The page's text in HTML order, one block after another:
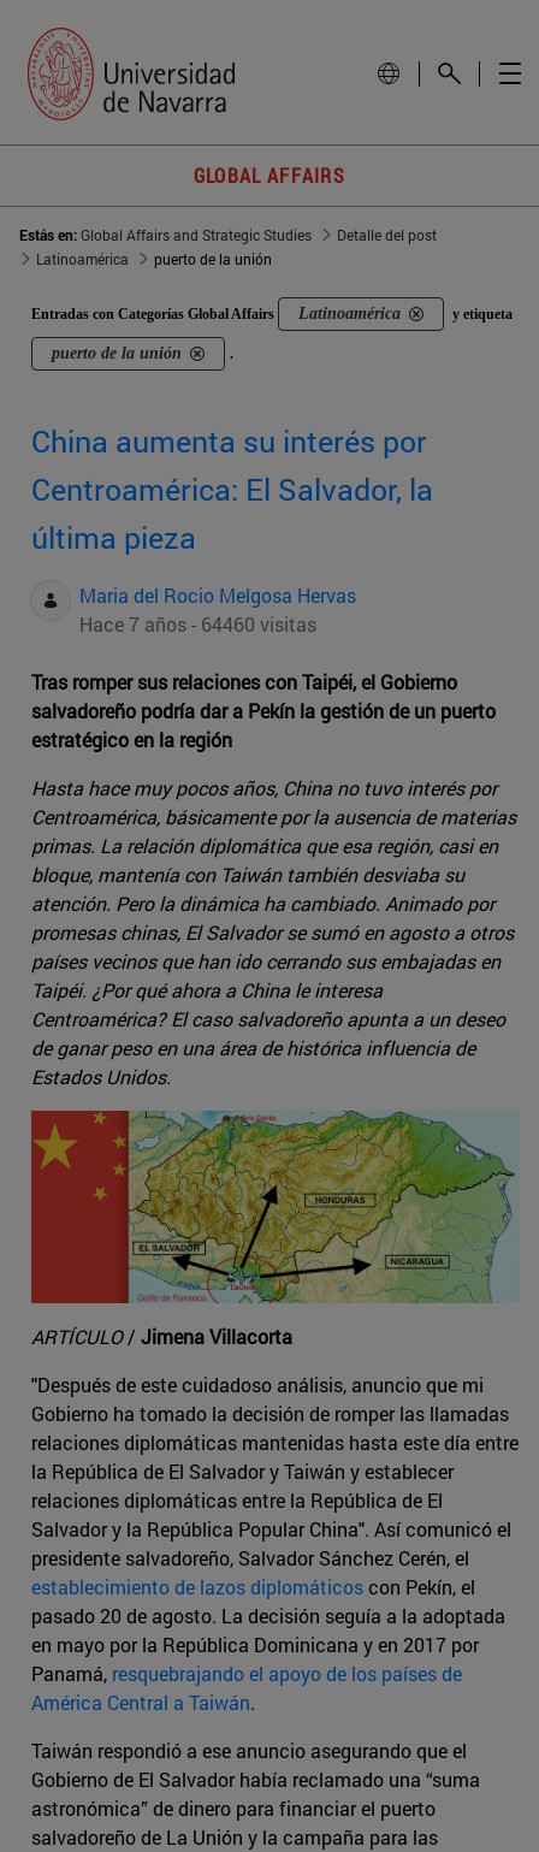
GLOBAL AFFAIRS
Estás en:Global Affairs and Strategic Studies
Detalle del post
Latinoamérica
puerto de la unión
Entradas con Categorías Global Affairs Latinoamérica y etiqueta
puerto de la unión .
China aumenta su interés por
Centroamérica: El Salvador, la
última pieza
Maria del Rocio Melgosa Hervas
Hace 7 años - 64460 visitas
Tras romper sus relaciones con Taipéi, el Gobierno
salvadoreño podría dar a Pekín la gestión de un puerto
estratégico en la región
Hasta hace muy pocos años, China no tuvo interés por
Centroamérica, básicamente por la ausencia de materias
primas. La relación diplomática que esa región, casi en
bloque, mantenía con Taiwán también desviaba su
atención. Pero la dinámica ha cambiado. Animado por
promesas chinas, El Salvador se sumó en agosto a otros
países vecinos que han ido cerrando sus embajadas en
Taipéi. ¿Por qué ahora a China le interesa
Centroamérica? El caso salvadoreño apunta a un deseo
de ganar peso en una área de histórica influencia de
Estados Unidos.
ARTÍCULO/ Jimena Villacorta
"Después de este cuidadoso análisis, anuncio que mi
Gobierno ha tomado la decisión de romper las llamadas
relaciones diplomáticas mantenidas hasta este día entre
la República de El Salvador y Taiwán y establecer
relaciones diplomáticas entre la República de El
Salvador y la República Popular China". Así comunicó el
presidente salvadoreño, Salvador Sánchez Cerén, el
establecimiento de lazos diplomáticoscon Pekín, el
pasado 20 de agosto. La decisión seguía a la adoptada
en mayo por la República Dominicana y en 2017 por
Panamá, resquebrajando el apoyo de los países de
América Central a Taiwán.
Taiwán respondió a ese anuncio asegurando que el
Gobierno de El Salvador había reclamado una “suma
astronómica” de dinero para financiar el puerto
salvadoreño de La Unión y la campaña para las